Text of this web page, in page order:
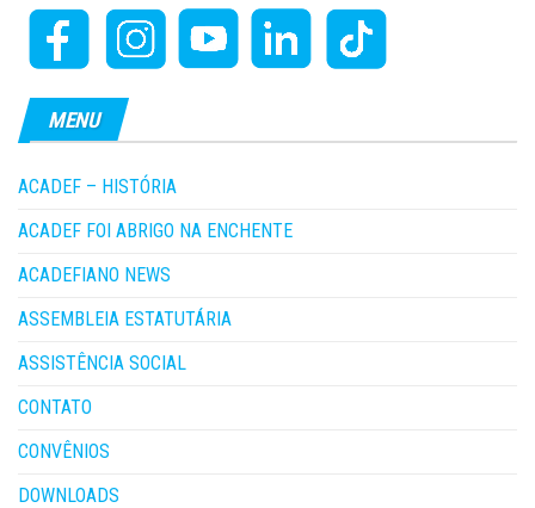
MENU
ACADEF – HISTÓRIA
ACADEF FOI ABRIGO NA ENCHENTE
ACADEFIANO NEWS
ASSEMBLEIA ESTATUTÁRIA
ASSISTÊNCIA SOCIAL
CONTATO
CONVÊNIOS
DOWNLOADS